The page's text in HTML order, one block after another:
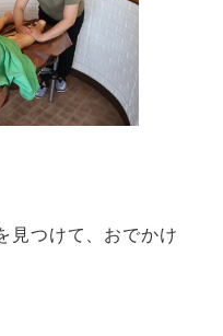
見つけて、おでかけ